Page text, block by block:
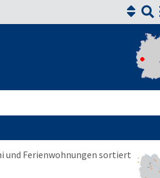


und Ferienwohnungen sortiert